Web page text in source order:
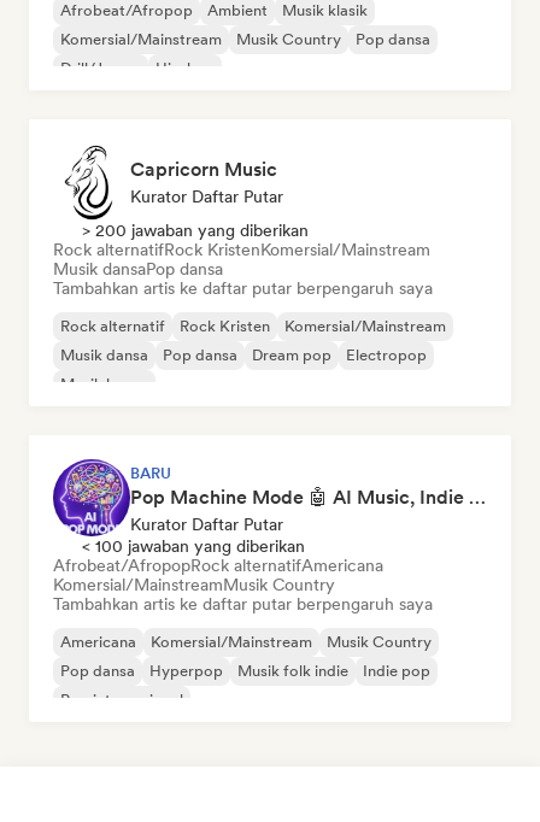
Afrobeat/Afropop Ambient
Musik klasik
Komersial/Mainstream
Musik Country
Pop dansa
Drill/Jersey
Hip-hop
Capricorn Music
Kurator Daftar Putar
> 200 jawaban yang diberikan
Rock alternatifRock KristenKomersial/Mainstream
Musik dansaPop dansa
Tambahkan artis ke daftar putar berpengaruh saya
Rock alternatif Rock Kristen
Komersial/Mainstream
Musik dansa
Pop dansa Dream pop
Electropop
Musik house
BARU
Pop Machine Mode 🤖 AI Music, Indie Pop & Dream Pop
Kurator Daftar Putar
< 100 jawaban yang diberikan
Afrobeat/AfropopRock alternatifAmericana
Komersial/MainstreamMusik Country
Tambahkan artis ke daftar putar berpengaruh saya
Americana Komersial/Mainstream
Musik Country
Pop dansa
Hyperpop Musik folk indie
Indie pop
Pop internasional